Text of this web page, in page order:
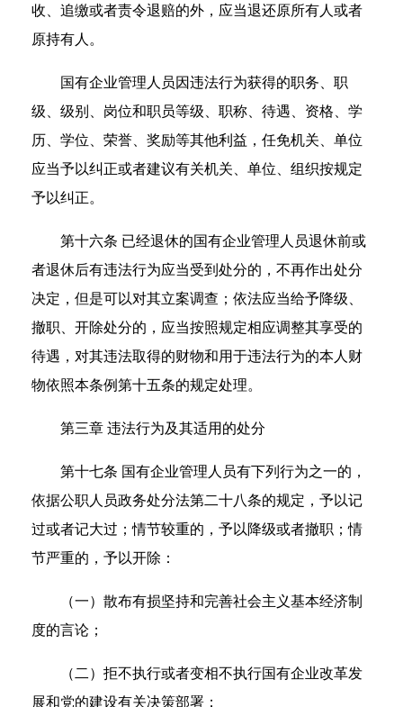
收、追缴或者责令退赔的外，应当退还原所有人或者
原持有人。
国有企业管理人员因违法行为获得的职务、职
级、级别、岗位和职员等级、职称、待遇、资格、学
历、学位、荣誉、奖励等其他利益，任免机关、单位
应当予以纠正或者建议有关机关、单位、组织按规定
予以纠正。
第十六条 已经退休的国有企业管理人员退休前或
者退休后有违法行为应当受到处分的，不再作出处分
决定，但是可以对其立案调查；依法应当给予降级、
撤职、开除处分的，应当按照规定相应调整其享受的
待遇，对其违法取得的财物和用于违法行为的本人财
物依照本条例第十五条的规定处理。
第三章 违法行为及其适用的处分
第十七条 国有企业管理人员有下列行为之一的，
依据公职人员政务处分法第二十八条的规定，予以记
过或者记大过；情节较重的，予以降级或者撤职；情
节严重的，予以开除：
（一）散布有损坚持和完善社会主义基本经济制
度的言论；
（二）拒不执行或者变相不执行国有企业改革发
展和党的建设有关决策部署；